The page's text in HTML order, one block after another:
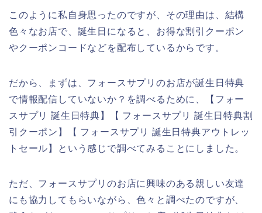
このように私自身思ったのですが、その理由は、結構
色々なお店で、誕生日になると、お得な割引クーポン
やクーポンコードなどを配布しているからです。
だから、まずは、フォースサプリのお店が誕生日特典
で情報配信していないか？を調べるために、【フォー
スサプリ 誕生日特典】【 フォースサプリ 誕生日特典割
引クーポン】【 フォースサプリ 誕生日特典アウトレッ
トセール】という感じで調べてみることにしました。
ただ、フォースサプリのお店に興味のある親しい友達
にも協力してもらいながら、色々と調べたのですが、